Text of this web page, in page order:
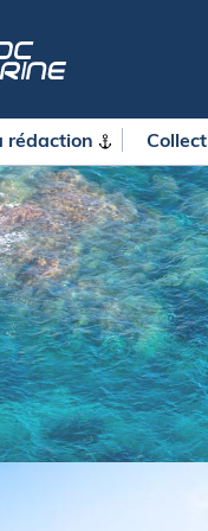
MARINE
nautique
rédaction